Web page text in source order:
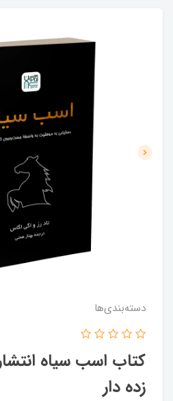
دسته‌بندی‌ها
کتاب اسب سیاه
زده دار